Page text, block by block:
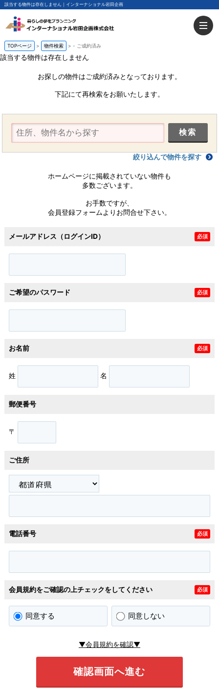
該当する物件は存在しません｜インターナショナル岩田企画
TOPページ 物件検索 - ご成約済み
該当する物件は存在しません
お探しの物件はご成約済みとなっております。
下記にて再検索をお願いたします。
絞り込んで物件を探す
ホームページに掲載されていない物件も
多数ございます。
お手数ですが、
会員登録フォームよりお問合せ下さい。
メールアドレス（ログインID） 必須
ご希望のパスワード 必須
お名前 必須
姓 名
郵便番号
〒
ご住所
電話番号 必須
会員規約をご確認の上チェックをしてください 必須
同意する 同意しない
▼会員規約を確認▼